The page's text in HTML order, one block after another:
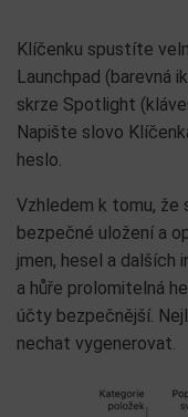
Klíčenku spustíte
Launchpad (barevná
skrze Spotlight
Napište slovo
heslo.
Vzhledem k tomu, že
bezpečné uložení a
jmen, hesel a
a hůře prolomitelná
účty bezpečnější.
nechat vygenerovat.